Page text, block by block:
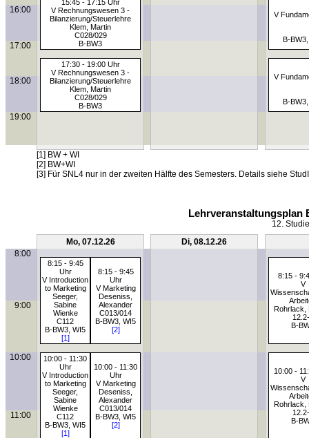
15:45 - 17:15 Uhr
V Rechnungswesen 3 -
Bilanzierung/Steuerlehre
Klem, Martin
C028/029
B-BW3
V
B-
16:00
17:00
17:30 - 19:00 Uhr
V Rechnungswesen 3 -
Bilanzierung/Steuerlehre
Klem, Martin
C028/029
B-BW3
V
B-
18:00
19:00
[1] BW + WI
[2] BW+WI
[3] Für SNL4 nur in der zweiten Hälfte des Semesters. Details siehe
Lehrveranstaltungsplan
12.
Mo, 07.12.26
Di, 08.12.26
8:00
8:15 - 9:45
Uhr
V Introduction
to Marketing
Seeger,
Sabine
Wienke
C112
B-BW3, WI5
[1]
8:15 - 9:45
Uhr
V Marketing
Deseniss,
Alexander
C013/014
B-BW3, WI5
[2]
8:15 -
V
Rohrlack,
B-
9:00
10:00
10:00 - 11:30
Uhr
V Introduction
to Marketing
Seeger,
Sabine
Wienke
C112
B-BW3, WI5
[1]
10:00 - 11:30
Uhr
V Marketing
Deseniss,
Alexander
C013/014
B-BW3, WI5
[2]
10:00 -
V
Rohrlack,
B-
11:00